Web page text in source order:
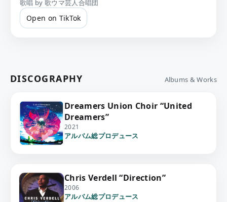
歌唱 by 歌ウマ芸人合唱団
Open on TikTok
DISCOGRAPHY Albums & Works
Dreamers Union Choir “United
Dreamers”
2021
アルバム総プロデュース
Chris Verdell “Direction”
2006
アルバム総プロデュース